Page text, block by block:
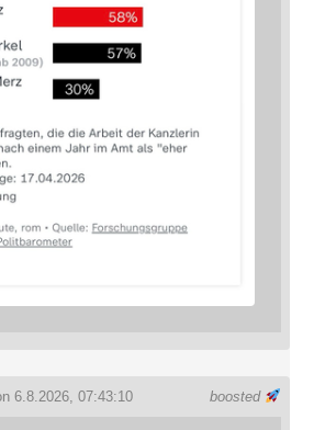
boosted
6.8.2026, 07:43:10